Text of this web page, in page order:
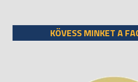
KÖVESS MINKET A